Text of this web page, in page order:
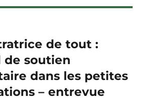
de tout :
de soutien
dans les petites
– entrevue